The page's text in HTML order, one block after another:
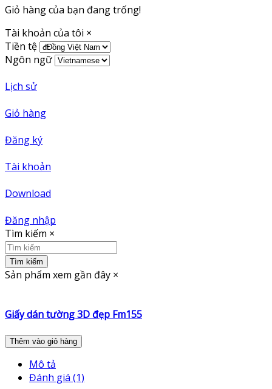
Giỏ hàng của bạn đang trống!
Tài khoản của tôi ×
Tiền tệ
Ngôn ngữ
Lịch sử
Giỏ hàng
Đăng ký
Tài khoản
Download
Đăng nhập
Tìm kiếm ×
Tìm kiếm
Sản phẩm xem gần đây ×
Giấy dán tường 3D đẹp Fm155
Thêm vào giỏ hàng
Mô tả
Đánh giá (1)